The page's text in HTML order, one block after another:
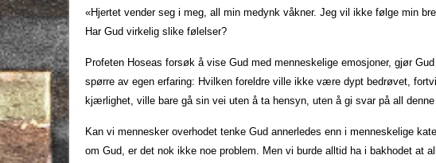
«Hjertet vender seg i meg, all min medynk våkner. Jeg vil ikke følge min
Har Gud virkelig slike følelser?
Profeten Hoseas forsøk å vise Gud med menneskelige emosjoner, gjør
spørre av egen erfaring: Hvilken foreldre ville ikke være dypt bedrøvet,
kjærlighet, ville bare gå sin vei uten å ta hensyn, uten å gi svar på all
Kan vi mennesker overhodet tenke Gud annerledes enn i menneskelige
om Gud, er det nok ikke noe problem. Men vi burde alltid ha i bakhodet at